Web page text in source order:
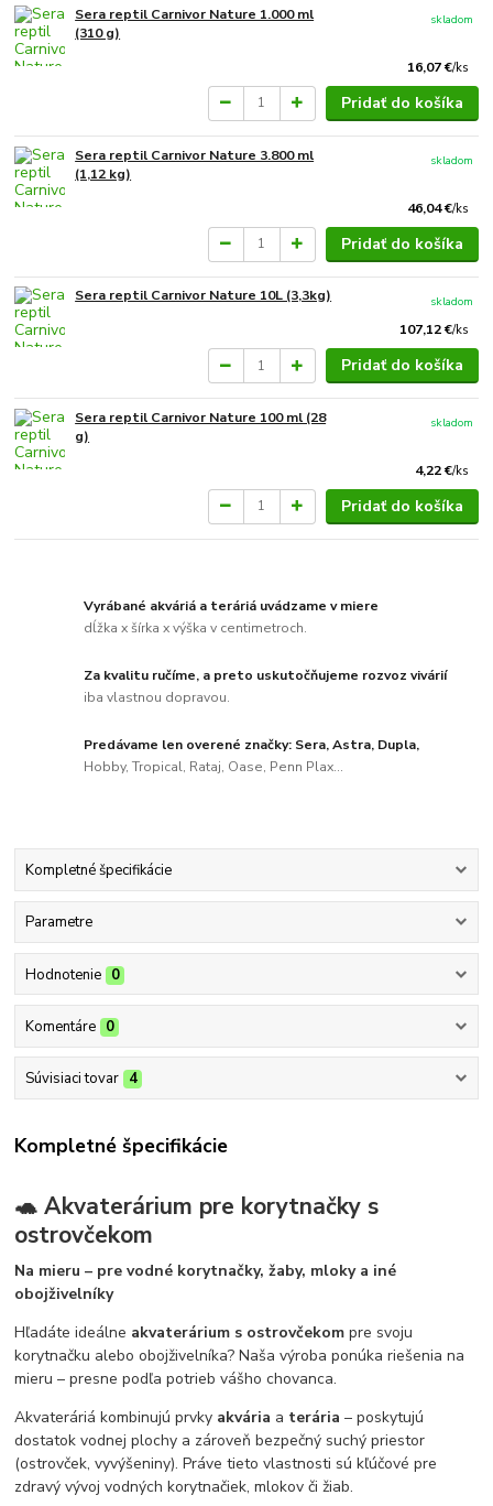
Sera reptil Carnivor Nature 1.000 ml
(310 g)
16,07 €/ks
skladom
Pridať do košíka
Sera reptil Carnivor Nature 3.800 ml
(1,12 kg)
46,04 €/ks
skladom
Pridať do košíka
Sera reptil Carnivor Nature 10L (3,3kg)
107,12 €/ks
skladom
Pridať do košíka
Sera reptil Carnivor Nature 100 ml (28
g)
4,22 €/ks
skladom
Pridať do košíka
Vyrábané akváriá a teráriá uvádzame v miere
dĺžka x šírka x výška v centimetroch.
Za kvalitu ručíme, a preto uskutočňujeme rozvoz vivárií
iba vlastnou dopravou.
Predávame len overené značky: Sera, Astra, Dupla,
Hobby, Tropical, Rataj, Oase, Penn Plax...
Kompletné špecifikácie
Parametre
Hodnotenie 0
Komentáre 0
Súvisiaci tovar 4
Kompletné špecifikácie
🐢 Akvaterárium pre korytnačky s
ostrovčekom
Na mieru – pre vodné korytnačky, žaby, mloky a iné
obojživelníky
Hľadáte ideálne akvaterárium s ostrovčekom pre svoju
korytnačku alebo obojživelníka? Naša výroba ponúka riešenia na
mieru – presne podľa potrieb vášho chovanca.
Akvateráriá kombinujú prvky akvária a terária – poskytujú
dostatok vodnej plochy a zároveň bezpečný suchý priestor
(ostrovček, vyvýšeniny). Práve tieto vlastnosti sú kľúčové pre
zdravý vývoj vodných korytnačiek, mlokov či žiab.